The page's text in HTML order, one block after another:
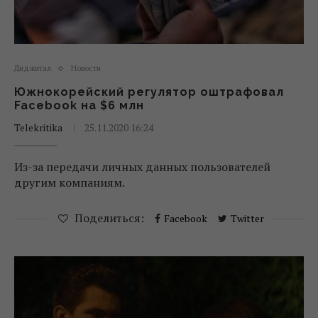
Диджитал Новости
Южнокорейский регулятор оштрафовал
Facebook на $6 млн
Telekritika
25.11.2020 16:24
Из-за передачи личных данных пользователей
другим компаниям.
Поделиться: Facebook Twitter